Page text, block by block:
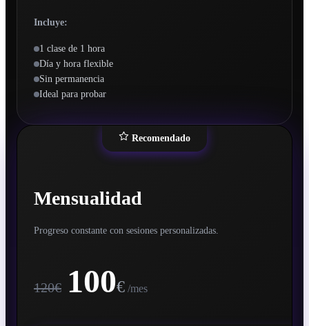
Incluye:
1 clase de 1 hora
Día y hora flexible
Sin permanencia
Ideal para probar
Recomendado
Mensualidad
Progreso constante con sesiones personalizadas.
120€ 100€ /mes